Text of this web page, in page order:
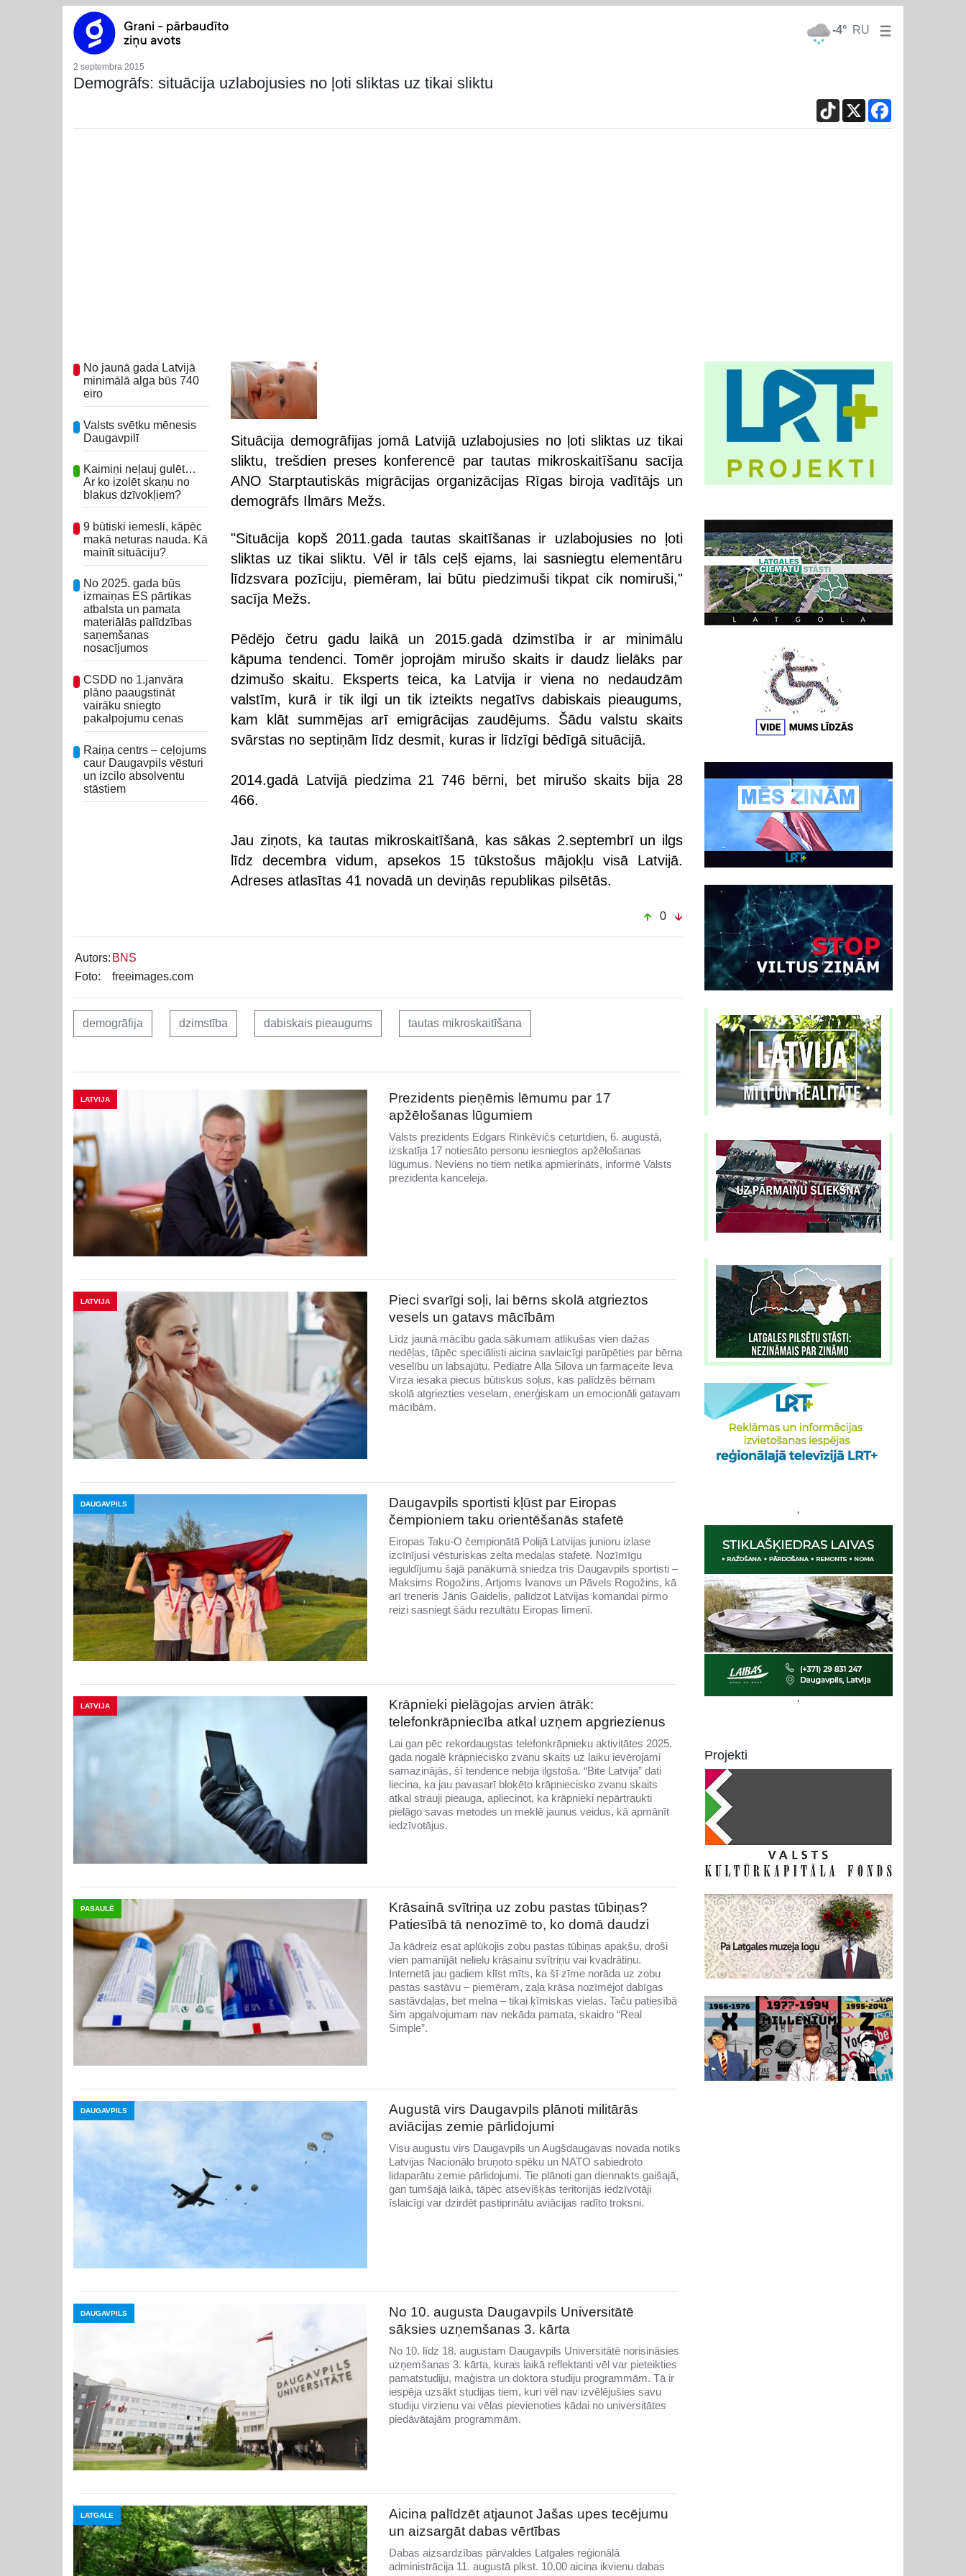
-4° RU
2 septembra 2015
Demogrāfs: situācija uzlabojusies no ļoti sliktas uz tikai sliktu
TikTok
X
No jaunā gada Latvijā
minimālā alga būs 740
eiro
Valsts svētku mēnesis
Daugavpilī
Kaimiņi neļauj gulēt…
Ar ko izolēt skaņu no
blakus dzīvokļiem?
9 būtiski iemesli, kāpēc
makā neturas nauda. Kā
mainīt situāciju?
No 2025. gada būs
izmaiņas ES pārtikas
atbalsta un pamata
materiālās palīdzības
saņemšanas
nosacījumos
CSDD no 1.janvāra
plāno paaugstināt
vairāku sniegto
pakalpojumu cenas
Raiņa centrs – ceļojums
caur Daugavpils vēsturi
un izcilo absolventu
stāstiem
Situācija demogrāfijas jomā Latvijā uzlabojusies no ļoti sliktas uz tikai
sliktu, trešdien preses konferencē par tautas mikroskaitīšanu sacīja
ANO Starptautiskās migrācijas organizācijas Rīgas biroja vadītājs un
demogrāfs Ilmārs Mežs.
"Situācija kopš 2011.gada tautas skaitīšanas ir uzlabojusies no ļoti
sliktas uz tikai sliktu. Vēl ir tāls ceļš ejams, lai sasniegtu elementāru
līdzsvara pozīciju, piemēram, lai būtu piedzimuši tikpat cik nomiruši,"
sacīja Mežs.
Pēdējo četru gadu laikā un 2015.gadā dzimstība ir ar minimālu
kāpuma tendenci. Tomēr joprojām mirušo skaits ir daudz lielāks par
dzimušo skaitu. Eksperts teica, ka Latvija ir viena no nedaudzām
valstīm, kurā ir tik ilgi un tik izteikts negatīvs dabiskais pieaugums,
kam klāt summējas arī emigrācijas zaudējums. Šādu valstu skaits
svārstas no septiņām līdz desmit, kuras ir līdzīgi bēdīgā situācijā.
2014.gadā Latvijā piedzima 21 746 bērni, bet mirušo skaits bija 28
466.
Jau ziņots, ka tautas mikroskaitīšanā, kas sākas 2.septembrī un ilgs
līdz decembra vidum, apsekos 15 tūkstošus mājokļu visā Latvijā.
Adreses atlasītas 41 novadā un deviņās republikas pilsētās.
0
Autors: BNS
Foto:
freeimages.com
demogrāfija dzimstība dabiskais pieaugums tautas mikroskaitīšana
LATVIJA
Prezidents pieņēmis lēmumu par 17
apžēlošanas lūgumiem
Valsts prezidents Edgars Rinkēvičs ceturtdien, 6. augustā,
izskatīja 17 notiesāto personu iesniegtos apžēlošanas
lūgumus. Neviens no tiem netika apmierināts, informē Valsts
prezidenta kanceleja.
LATVIJA
Pieci svarīgi soļi, lai bērns skolā atgrieztos
vesels un gatavs mācībām
Līdz jaunā mācību gada sākumam atlikušas vien dažas
nedēļas, tāpēc speciālisti aicina savlaicīgi parūpēties par bērna
veselību un labsajūtu. Pediatre Alla Silova un farmaceite Ieva
Virza iesaka piecus būtiskus soļus, kas palīdzēs bērnam
skolā atgriezties veselam, enerģiskam un emocionāli gatavam
mācībām.
DAUGAVPILS
Daugavpils sportisti kļūst par Eiropas
čempioniem taku orientēšanās stafetē
Eiropas Taku-O čempionātā Polijā Latvijas junioru izlase
izcīnījusi vēsturiskas zelta medaļas stafetē. Nozīmīgu
ieguldījumu šajā panākumā sniedza trīs Daugavpils sportisti –
Maksims Rogožins, Artjoms Ivanovs un Pāvels Rogožins, kā
arī treneris Jānis Gaidelis, palīdzot Latvijas komandai pirmo
reizi sasniegt šādu rezultātu Eiropas līmenī.
LATVIJA
Krāpnieki pielāgojas arvien ātrāk:
telefonkrāpniecība atkal uzņem apgriezienus
Lai gan pēc rekordaugstas telefonkrāpnieku aktivitātes 2025.
gada nogalē krāpniecisko zvanu skaits uz laiku ievērojami
samazinājās, šī tendence nebija ilgstoša. “Bite Latvija” dati
liecina, ka jau pavasarī bloķēto krāpniecisko zvanu skaits
atkal strauji pieauga, apliecinot, ka krāpnieki nepārtraukti
pielāgo savas metodes un meklē jaunus veidus, kā apmānīt
iedzīvotājus.
PASAULĒ
Krāsainā svītriņa uz zobu pastas tūbiņas?
Patiesībā tā nenozīmē to, ko domā daudzi
Ja kādreiz esat aplūkojis zobu pastas tūbiņas apakšu, droši
vien pamanījāt nelielu krāsainu svītriņu vai kvadrātiņu.
Internetā jau gadiem klīst mīts, ka šī zīme norāda uz zobu
pastas sastāvu – piemēram, zaļa krāsa nozīmējot dabīgas
sastāvdaļas, bet melna – tikai ķīmiskas vielas. Taču patiesībā
šim apgalvojumam nav nekāda pamata, skaidro “Real
Simple”.
DAUGAVPILS
Augustā virs Daugavpils plānoti militārās
aviācijas zemie pārlidojumi
Visu augustu virs Daugavpils un Augšdaugavas novada notiks
Latvijas Nacionālo bruņoto spēku un NATO sabiedroto
lidaparātu zemie pārlidojumi. Tie plānoti gan diennakts gaišajā,
gan tumšajā laikā, tāpēc atsevišķās teritorijās iedzīvotāji
īslaicīgi var dzirdēt pastiprinātu aviācijas radīto troksni.
DAUGAVPILS
No 10. augusta Daugavpils Universitātē
sāksies uzņemšanas 3. kārta
No 10. līdz 18. augustam Daugavpils Universitātē norisināsies
uzņemšanas 3. kārta, kuras laikā reflektanti vēl var pieteikties
pamatstudiju, maģistra un doktora studiju programmām. Tā ir
iespēja uzsākt studijas tiem, kuri vēl nav izvēlējušies savu
studiju virzienu vai vēlas pievienoties kādai no universitātes
piedāvātajām programmām.
LATGALE
Aicina palīdzēt atjaunot Jašas upes tecējumu
un aizsargāt dabas vērtības
Dabas aizsardzības pārvaldes Latgales reģionālā
administrācija 11. augustā plkst. 10.00 aicina ikvienu dabas
'
'
Projekti